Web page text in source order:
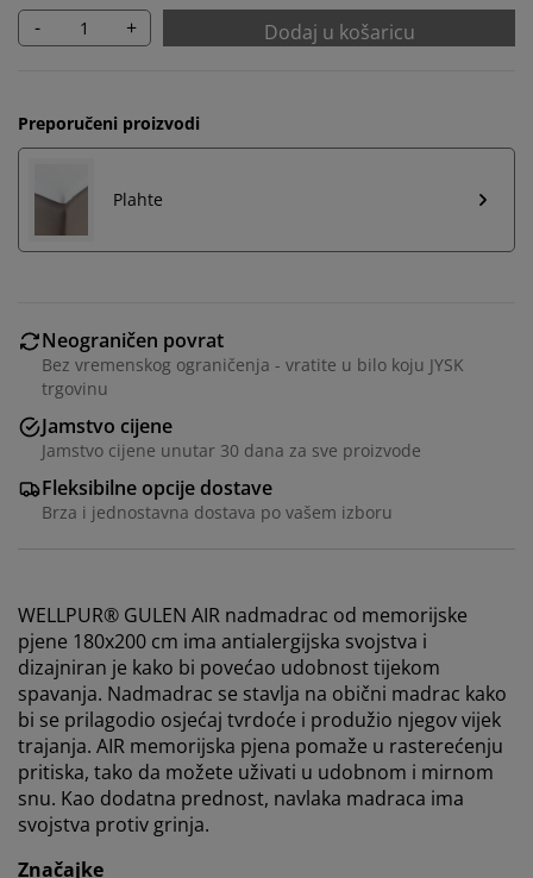
- + Dodaj u košaricu
Preporučeni proizvodi
Plahte
Neograničen povrat
Bez vremenskog ograničenja - vratite u bilo koju JYSK
trgovinu
Jamstvo cijene
Jamstvo cijene unutar 30 dana za sve proizvode
Fleksibilne opcije dostave
Brza i jednostavna dostava po vašem izboru
WELLPUR® GULEN AIR nadmadrac od memorijske
pjene 180x200 cm ima antialergijska svojstva i
dizajniran je kako bi povećao udobnost tijekom
spavanja. Nadmadrac se stavlja na obični madrac kako
bi se prilagodio osjećaj tvrdoće i produžio njegov vijek
trajanja. AIR memorijska pjena pomaže u rasterećenju
pritiska, tako da možete uživati u udobnom i mirnom
snu. Kao dodatna prednost, navlaka madraca ima
svojstva protiv grinja.
Značajke
Personaliziramo vaše iskustvo